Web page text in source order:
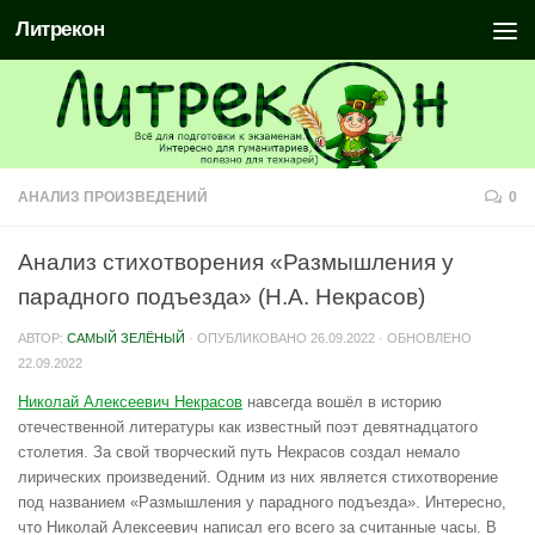
Литрекон
АНАЛИЗ ПРОИЗВЕДЕНИЙ 0
Анализ стихотворения «Размышления у
парадного подъезда» (Н.А. Некрасов)
АВТОР: САМЫЙ ЗЕЛЁНЫЙ · ОПУБЛИКОВАНО 26.09.2022 · ОБНОВЛЕНО
22.09.2022
Николай Алексеевич Некрасов навсегда вошёл в историю
отечественной литературы как известный поэт девятнадцатого
столетия. За свой творческий путь Некрасов создал немало
лирических произведений. Одним из них является стихотворение
под названием «Размышления у парадного подъезда». Интересно,
что Николай Алексеевич написал его всего за считанные часы. В